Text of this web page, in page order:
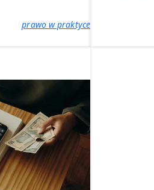
prawo w praktyce